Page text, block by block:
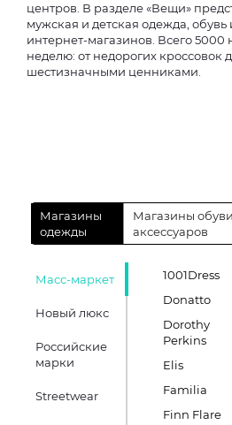
центров. В разделе «Вещи»
мужская и детская одежда, обувь
интернет-магазинов. Всего
неделю: от недорогих кроссовок
шестизначными ценниками.
Магазины
одежды
Магазины
аксессуаров
Масс-маркет
Новый люкс
Российские
марки
Streetwear
1001Dress
Donatto
Dorothy
Perkins
Elis
Familia
Finn Flare